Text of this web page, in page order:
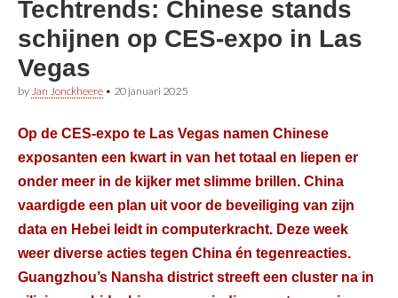
Techtrends: Chinese stands
schijnen op CES-expo in Las
Vegas
by Jan Jonckheere • 20 januari 2025
Op de CES-expo te Las Vegas namen Chinese
exposanten een kwart in van het totaal en liepen er
onder meer in de kijker met slimme brillen. China
vaardigde een plan uit voor de beveiliging van zijn
data en Hebei leidt in computerkracht. Deze week
weer diverse acties tegen China én tegenreacties.
Guangzhou’s Nansha district streeft een cluster na in